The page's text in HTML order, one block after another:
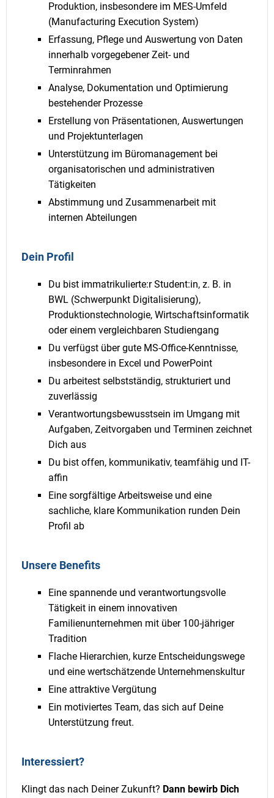
Produktion, insbesondere im MES-Umfeld
(Manufacturing Execution System)
Erfassung, Pflege und Auswertung von Daten
innerhalb vorgegebener Zeit- und
Terminrahmen
Analyse, Dokumentation und Optimierung
bestehender Prozesse
Erstellung von Präsentationen, Auswertungen
und Projektunterlagen
Unterstützung im Büromanagement bei
organisatorischen und administrativen
Tätigkeiten
Abstimmung und Zusammenarbeit mit
internen Abteilungen
Dein Profil
Du bist immatrikulierte:r Student:in, z. B. in
BWL (Schwerpunkt Digitalisierung),
Produktionstechnologie, Wirtschaftsinformatik
oder einem vergleichbaren Studiengang
Du verfügst über gute MS-Office-Kenntnisse,
insbesondere in Excel und PowerPoint
Du arbeitest selbstständig, strukturiert und
zuverlässig
Verantwortungsbewusstsein im Umgang mit
Aufgaben, Zeitvorgaben und Terminen zeichnet
Dich aus
Du bist offen, kommunikativ, teamfähig und IT-
affin
Eine sorgfältige Arbeitsweise und eine
sachliche, klare Kommunikation runden Dein
Profil ab
Unsere Benefits
Eine spannende und verantwortungsvolle
Tätigkeit in einem innovativen
Familienunternehmen mit über 100-jähriger
Tradition
Flache Hierarchien, kurze Entscheidungswege
und eine wertschätzende Unternehmenskultur
Eine attraktive Vergütung
Ein motiviertes Team, das sich auf Deine
Unterstützung freut.
Interessiert?
Klingt das nach Deiner Zukunft? Dann bewirb Dich